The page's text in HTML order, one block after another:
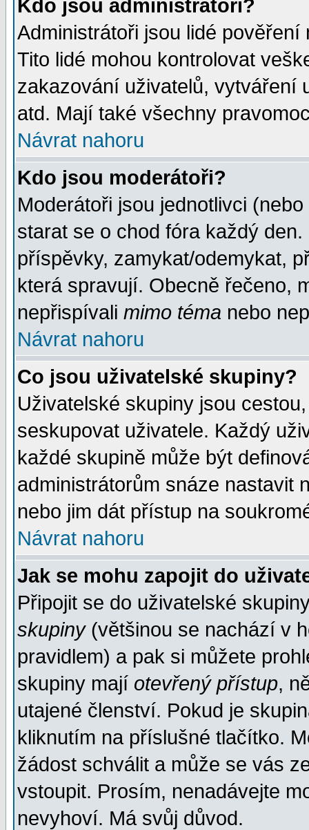
Kdo jsou administrátoři?
Administrátoři jsou lidé
Tito lidé mohou kontrolovat
zakazování uživatelů, vytváření
atd. Mají také všechny
Návrat nahoru
Kdo jsou moderátoři?
Moderátoři jsou jednotlivci
starat se o chod fóra každý
příspěvky, zamykat/odemykat,
která spravují. Obecně řečeno,
nepřispívali mimo téma nebo
Návrat nahoru
Co jsou uživatelské skupiny?
Uživatelské skupiny jsou
seskupovat uživatele. Každý
každé skupině může být
administrátorům snáze nastavit
nebo jim dát přístup na
Návrat nahoru
Jak se mohu zapojit do
Připojit se do uživatelské
skupiny(většinou se nachází v
pravidlem) a pak si můžete
skupiny mají otevřený přístup,
utajené členství. Pokud je
kliknutím na příslušné tlačítko.
žádost schválit a může se vás
vstoupit. Prosím, nenadávejte
nevyhoví. Má svůj důvod.